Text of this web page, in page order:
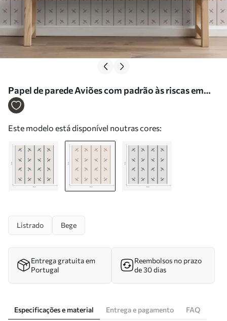
Papel de parede Aviões com padrão às riscas em
tons de bege Nr. a01169v1
Este modelo está disponível noutras cores:
Listrado Bege
Entrega gratuita em
Portugal
Reembolsos no prazo
de 30 dias
Especificações e material Entrega e pagamento FAQ